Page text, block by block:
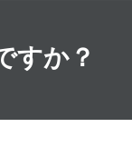
すか？